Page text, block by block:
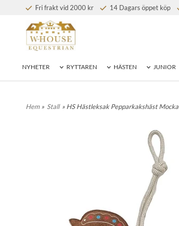
Fri frakt vid 2000 kr 14 Dagars öppet köp
NYHETER RYTTAREN HÄSTEN JUNIOR
Hem » Stall » HS Hästleksak Pepparkakshäst Mocka